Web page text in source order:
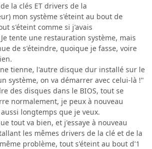
la clés ET drivers de la
mon système s'éteint au bout de
s'éteint comme si j'avais
tente une restauration système, mais
de s'éteindre, quoique je fasse, voire
ne tienne, l'autre disque dur installé sur le
système, on va démarrer avec celui-là !"
des disques dans le BIOS, tout se
normalement, je peux à nouveau
longtemps que je veux.
tout va bien, et j'essaye à nouveau
les mêmes drivers de la clé et de la
problème, tout s'éteint au bout d'1